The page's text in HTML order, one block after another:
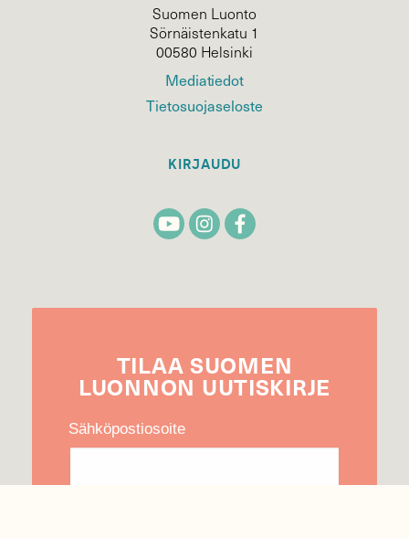
Suomen Luonto
Sörnäistenkatu 1
00580 Helsinki
Mediatiedot
Tietosuojaseloste
KIRJAUDU
TILAA SUOMEN
LUONNON UUTIS­KIRJE
Sähköpostiosoite